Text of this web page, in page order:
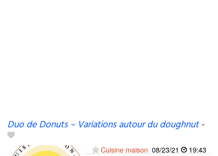
Duo de Donuts – Variations autour du doughnut-
Cuisine maison 08/23/21
19:43